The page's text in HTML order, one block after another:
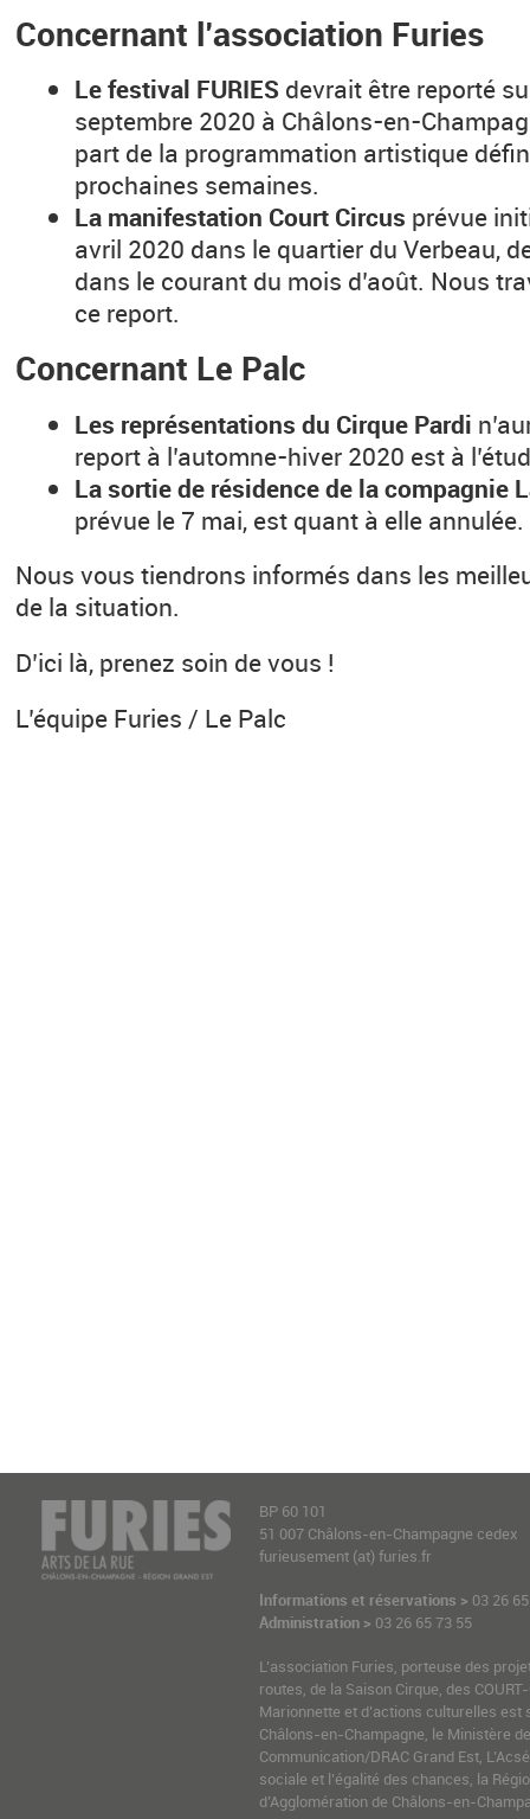
Concernant l’association Furies
Le festival FURIES devrait être reporté
septembre 2020 à Châlons-en-
part de la programmation artistique
prochaines semaines.
La manifestation Court Circus prévue
avril 2020 dans le quartier du Verbeau,
dans le courant du mois d’août. Nous
ce report.
Concernant Le Palc
Les représentations du Cirque Pardi
report à l’automne-hiver 2020 est à
La sortie de résidence de la compagnie
prévue le 7 mai, est quant à elle annulée.
Nous vous tiendrons informés dans les
de la situation.
D’ici là, prenez soin de vous !
L’équipe Furies / Le Palc
BP 60 101
51 007 Châlons-en-Champagne cedex
furieusement (at) furies.fr
Informations et réservations > 03 26
Administration > 03 26 65 73 55
L’association Furies, porteuse des
routes, de la Saison Cirque, des
Marionnette et d’actions culturelles est
Châlons-en-Champagne, le Ministère
Communication/DRAC Grand Est,
sociale et l’égalité des chances, la
d’Agglomération de Châlons-en-